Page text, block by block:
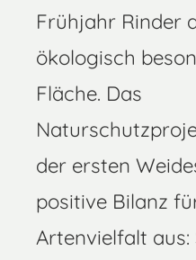
Frühjahr Rinder
ökologisch
Fläche. Das
der ersten
positive Bilanz
Artenvielfalt aus: